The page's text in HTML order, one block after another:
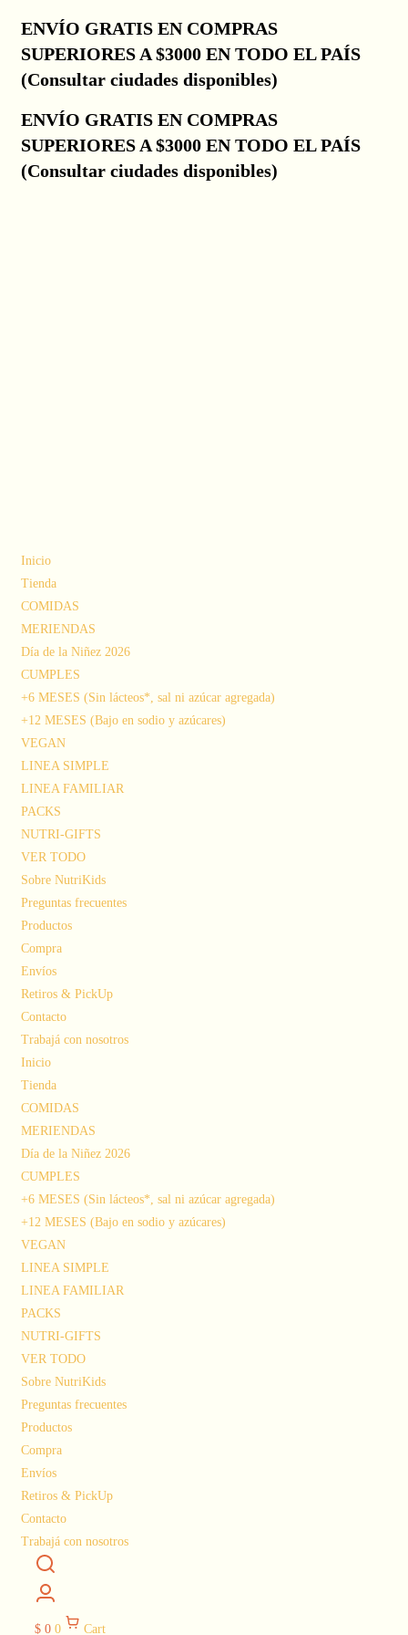
contenido
ENVÍO GRATIS EN COMPRAS
SUPERIORES A $3000 EN TODO EL PAÍS
(Consultar ciudades disponibles)
ENVÍO GRATIS EN COMPRAS
SUPERIORES A $3000 EN TODO EL PAÍS
(Consultar ciudades disponibles)
Inicio
Tienda
COMIDAS
MERIENDAS
Día de la Niñez 2026
CUMPLES
+6 MESES (Sin lácteos*, sal ni azúcar agregada)
+12 MESES (Bajo en sodio y azúcares)
VEGAN
LINEA SIMPLE
LINEA FAMILIAR
PACKS
NUTRI-GIFTS
VER TODO
Sobre NutriKids
Preguntas frecuentes
Productos
Compra
Envíos
Retiros & PickUp
Contacto
Trabajá con nosotros
Inicio
Tienda
COMIDAS
MERIENDAS
Día de la Niñez 2026
CUMPLES
+6 MESES (Sin lácteos*, sal ni azúcar agregada)
+12 MESES (Bajo en sodio y azúcares)
VEGAN
LINEA SIMPLE
LINEA FAMILIAR
PACKS
NUTRI-GIFTS
VER TODO
Sobre NutriKids
Preguntas frecuentes
Productos
Compra
Envíos
Retiros & PickUp
Contacto
Trabajá con nosotros
$ 0 0 Cart